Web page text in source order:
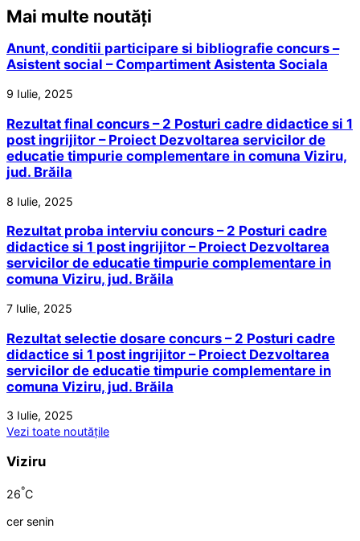
Mai multe noutăți
Anunt, conditii participare si bibliografie concurs –
Asistent social – Compartiment Asistenta Sociala
9 Iulie, 2025
Rezultat final concurs – 2 Posturi cadre didactice si 1
post ingrijitor – Proiect Dezvoltarea servicilor de
educatie timpurie complementare in comuna Viziru,
jud. Brăila
8 Iulie, 2025
Rezultat proba interviu concurs – 2 Posturi cadre
didactice si 1 post ingrijitor – Proiect Dezvoltarea
servicilor de educatie timpurie complementare in
comuna Viziru, jud. Brăila
7 Iulie, 2025
Rezultat selectie dosare concurs – 2 Posturi cadre
didactice si 1 post ingrijitor – Proiect Dezvoltarea
servicilor de educatie timpurie complementare in
comuna Viziru, jud. Brăila
3 Iulie, 2025
Vezi toate noutățile
Viziru
26°C
cer senin